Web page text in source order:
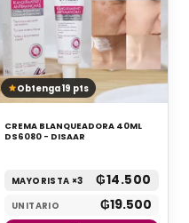
Obtenga 19 pts
CREMA BLANQUEADORA 40ML
DS6080 - DISAAR
MAYORISTA ×3 ₲14.500
UNITARIO ₲19.500